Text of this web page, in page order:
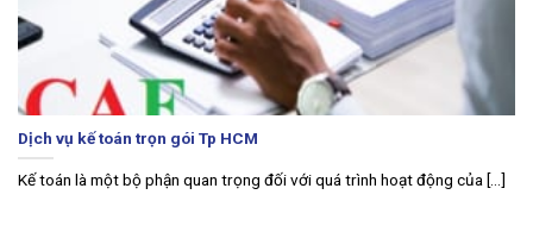
Dịch vụ kế toán trọn gói Tp HCM
Kế toán là một bộ phận quan trọng đối với quá trình hoạt động của [...]